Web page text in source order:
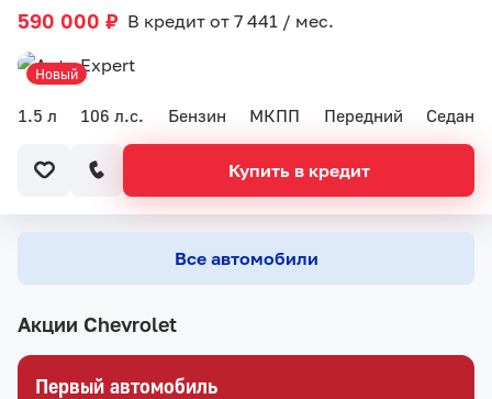
1.5 л 106 л.с. Бензин МКПП Передний Седан
590 000 ₽ В кредит от 7 441 / мес.
Новый
Купить в кредит
Все автомобили
Акции Chevrolet
Первый автомобиль